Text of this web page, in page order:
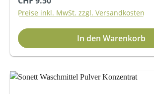
Preise inkl. MwSt. zzgl. Versandkosten
In den Warenkorb